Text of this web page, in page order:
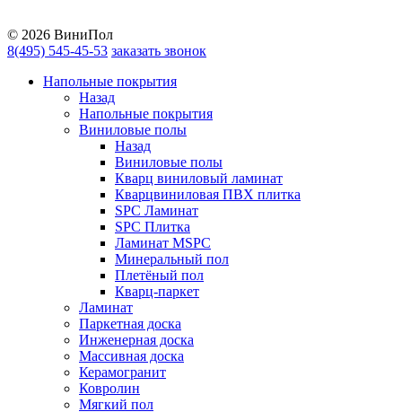
© 2026 ВиниПол
8(495) 545-45-53 заказать звонок
Напольные покрытия
Назад
Напольные покрытия
Виниловые полы
Назад
Виниловые полы
Кварц виниловый ламинат
Кварцвиниловая ПВХ плитка
SPC Ламинат
SPC Плитка
Ламинат MSPC
Минеральный пол
Плетёный пол
Кварц-паркет
Ламинат
Паркетная доска
Инженерная доска
Массивная доска
Керамогранит
Ковролин
Мягкий пол